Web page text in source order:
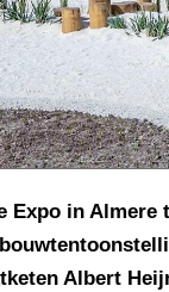
Expo in Almere
Albert